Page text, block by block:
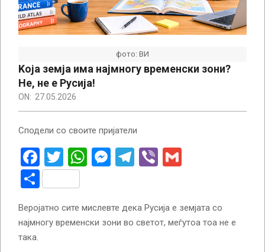
фото: ВИ
Kоја земја има најмногу временски зони?
Не, не е Русија!
ON: 27.05.2026
Сподели со своите пријатели
Facebook
Twitter
WhatsApp
Messenger
Telegram
Viber
Share
Веројатно сите мислевте дека Русија е земјата со
најмногу временски зони во светот, меѓутоа тоа не е
така.